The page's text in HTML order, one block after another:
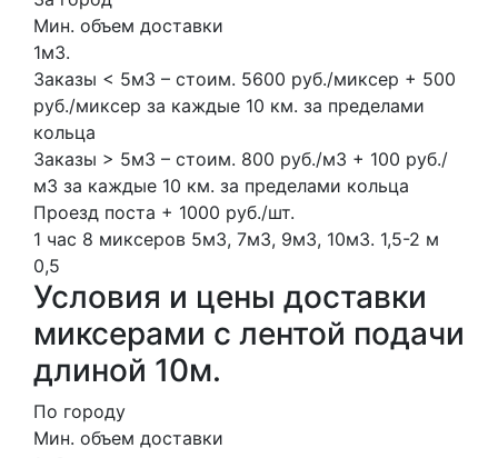
Мин. объем доставки
1м3.
Заказы < 5м3 – стоим. 5600 руб./миксер + 500
руб./миксер за каждые 10 км. за пределами
кольца
Заказы > 5м3 – стоим. 800 руб./м3 + 100 руб./
м3 за каждые 10 км. за пределами кольца
Проезд поста + 1000 руб./шт.
1 час 8 миксеров 5м3, 7м3, 9м3, 10м3. 1,5-2 м
0,5
Условия и цены доставки
миксерами с лентой подачи
длиной 10м.
По городу
Мин. объем доставки